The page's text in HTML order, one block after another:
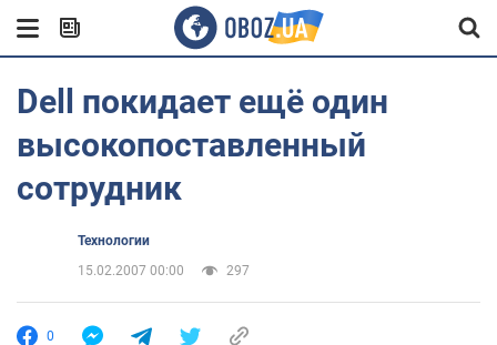
Dell покидает ещё один
высокопоставленный
сотрудник
Технологии
15.02.2007 00:00
297
0